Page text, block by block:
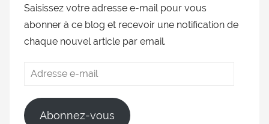
Saisissez votre adresse e-mail pour vous
abonner à ce blog et recevoir une notification de
chaque nouvel article par email.
Abonnez-vous